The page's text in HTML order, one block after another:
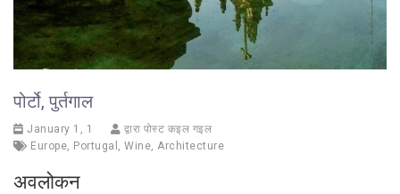
पोर्टो, पुर्तगाल
January 1, 1
द्वारा पोस्ट कइल गइल
Europe Portugal Wine Architecture
अवलोकन